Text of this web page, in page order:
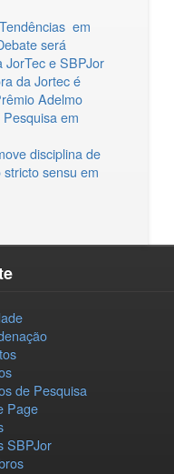
em‌
será
JorTec e SBPJor
da Jortec é
Adelmo
em
disciplina de
sensu em
de Pesquisa
Page
SBPJor